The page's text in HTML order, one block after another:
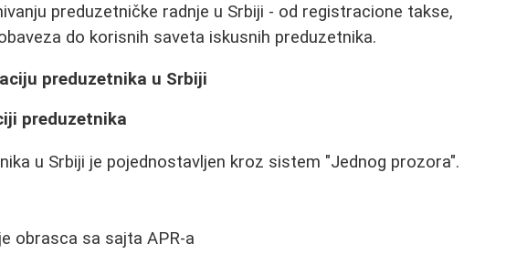
preduzetničke radnje u Srbiji - od registracione takse,
do korisnih saveta iskusnih preduzetnika.
preduzetnika u Srbiji
preduzetnika
u Srbiji je pojednostavljen kroz sistem "Jednog prozora".
obrasca sa sajta APR-a